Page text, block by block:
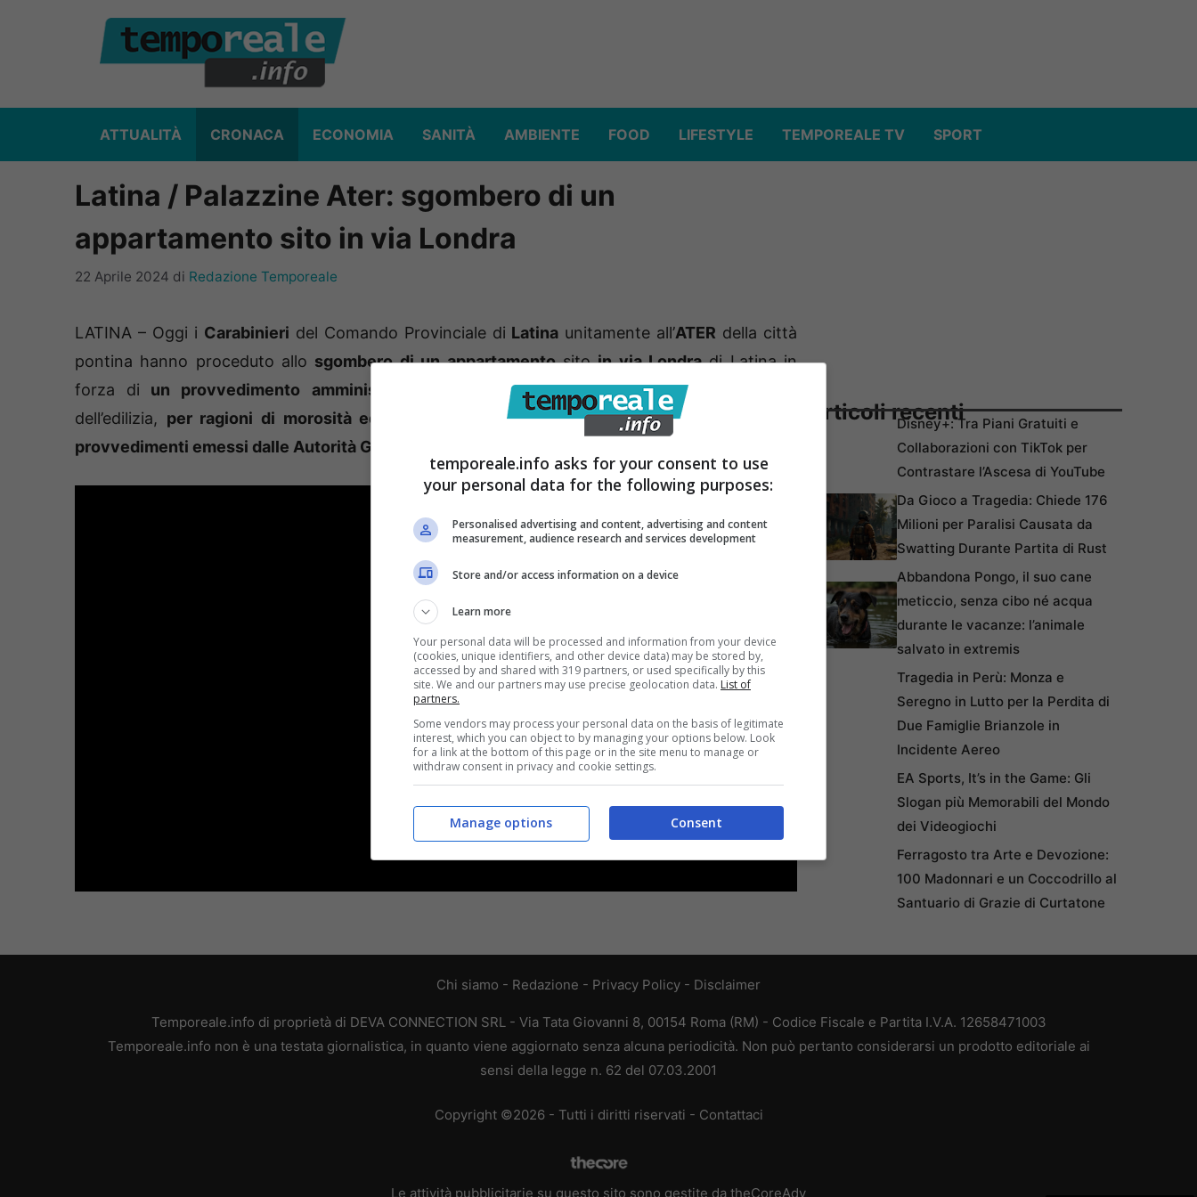
ATTUALITÀ CRONACA ECONOMIA SANITÀ AMBIENTE FOOD LIFESTYLE TEMPOREALE TV SPORT
Latina / Palazzine Ater: sgombero di un
appartamento sito in via Londra
22 Aprile 2024 di Redazione Temporeale
LATINA – Oggi i Carabinieri del Comando Provinciale di Latina unitamente all’ATER della città
pontina hanno proceduto allo sgombero di un appartamentositoin via Londradi Latina in
forza di un provvedimento amministrativo
, emesso dalla medesima azienda territoriale
dell’edilizia, per ragioni di morosità ed anche per essere stati gli occupanti destinatari di
provvedimenti emessi dalle Autorità Giudiziaria di Roma e Latina.
Articoli recentiDisney+: Tra Piani Gratuiti e
Collaborazioni con TikTok per
Contrastare l’Ascesa di YouTube
Da Gioco a Tragedia: Chiede 176
Milioni per Paralisi Causata da
Swatting Durante Partita di Rust
Abbandona Pongo, il suo cane
meticcio, senza cibo né acqua
durante le vacanze: l’animale
salvato in extremis
Tragedia in Perù: Monza e
Seregno in Lutto per la Perdita di
Due Famiglie Brianzole in
Incidente Aereo
EA Sports, It’s in the Game: Gli
Slogan più Memorabili del Mondo
dei Videogiochi
Ferragosto tra Arte e Devozione:
100 Madonnari e un Coccodrillo al
Santuario di Grazie di Curtatone
Chi siamo - Redazione - Privacy Policy - Disclaimer
Temporeale.info di proprietà di DEVA CONNECTION SRL - Via Tata Giovanni 8, 00154 Roma (RM) - Codice Fiscale e Partita I.V.A. 12658471003
Temporeale.info non è una testata giornalistica, in quanto viene aggiornato senza alcuna periodicità. Non può pertanto considerarsi un prodotto editoriale ai
sensi della legge n. 62 del 07.03.2001
Copyright ©2026 - Tutti i diritti riservati - Contattaci
Le attività pubblicitarie su questo sito sono gestite da theCoreAdv
temporeale.info asks for your consent to use
your personal data for the following purposes:
Personalised advertising and content, advertising and content
measurement, audience research and services development
Store and/or access information on a device
Learn more
Your personal data will be processed and information from your device
(cookies, unique identifiers, and other device data) may be stored by,
accessed by and shared with 319 partners, or used specifically by this
site. We and our partners may use precise geolocation data. List of
partners.
Some vendors may process your personal data on the basis of legitimate
interest, which you can object to by managing your options below. Look
for a link at the bottom of this page or in the site menu to manage or
withdraw consent in privacy and cookie settings.
Consent
Manage options